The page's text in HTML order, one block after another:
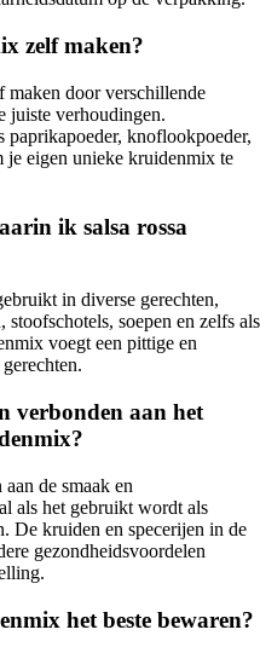
zelf maken?
maken door verschillende
juiste verhoudingen.
paprikapoeder, knoflookpoeder,
je eigen unieke kruidenmix te
ik salsa rossa
in diverse gerechten,
soepen en zelfs als
voegt een pittige en
verbonden aan het
de smaak en
als het gebruikt wordt als
De kruiden en specerijen in de
gezondheidsvoordelen
het beste bewaren?